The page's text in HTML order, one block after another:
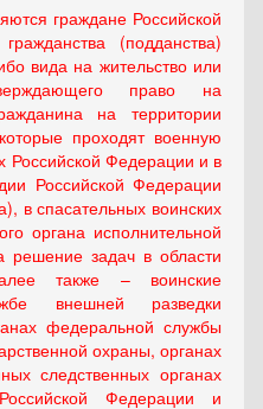
граждане Российской
(подданства)
вида на жительство или
право на
на территории
проходят военную
Российской Федерации и в
Российской Федерации
в спасательных воинских
органа исполнительной
решение задач в области
также – воинские
внешней разведки
федеральной службы
охраны, органах
следственных органах
Федерации и